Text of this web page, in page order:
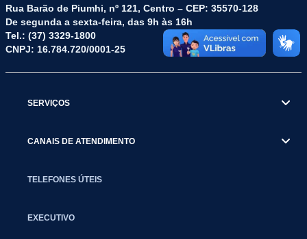
Rua Barão de Piumhi, nº 121, Centro – CEP: 35570-128
De segunda a sexta-feira, das 9h às 16h
Tel.: (37) 3329-1800
CNPJ: 16.784.720/0001-25
SERVIÇOS
CANAIS DE ATENDIMENTO
TELEFONES ÚTEIS
EXECUTIVO